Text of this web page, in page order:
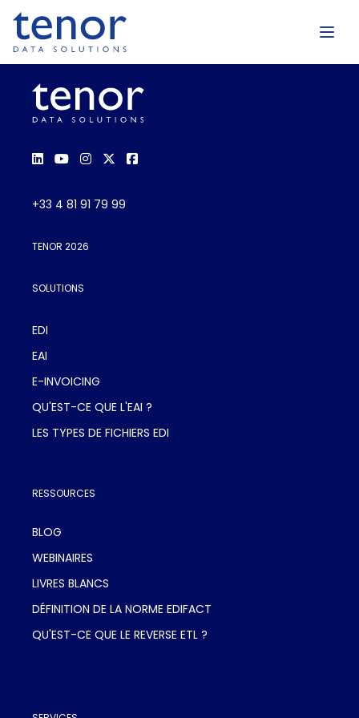
+33 4 81 91 79 99
TENOR 2026
SOLUTIONS
EDI
EAI
E-INVOICING
QU'EST-CE QUE L'EAI ?
LES TYPES DE FICHIERS EDI
RESSOURCES
BLOG
WEBINAIRES
LIVRES BLANCS
DÉFINITION DE LA NORME EDIFACT
QU'EST-CE QUE LE REVERSE ETL ?